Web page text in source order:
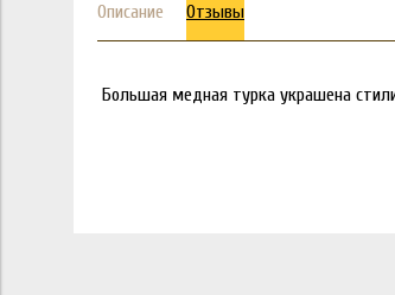
Описание Отзывы
Большая медная турка украшена